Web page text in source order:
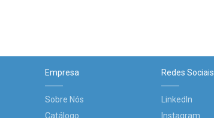
Empresa
Sobre Nós
Catálogo
Redes Sociais
LinkedIn
Instagram